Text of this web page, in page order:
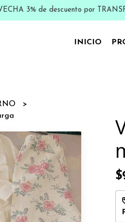
3% de descuento por
INICIO